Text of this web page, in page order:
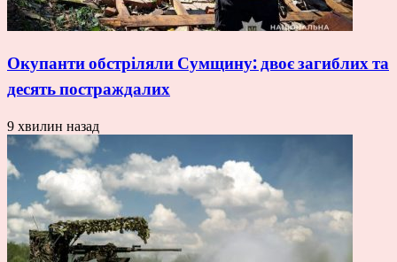
Окупанти обстріляли Сумщину: двоє загиблих та
десять постраждалих
9 хвилин назад